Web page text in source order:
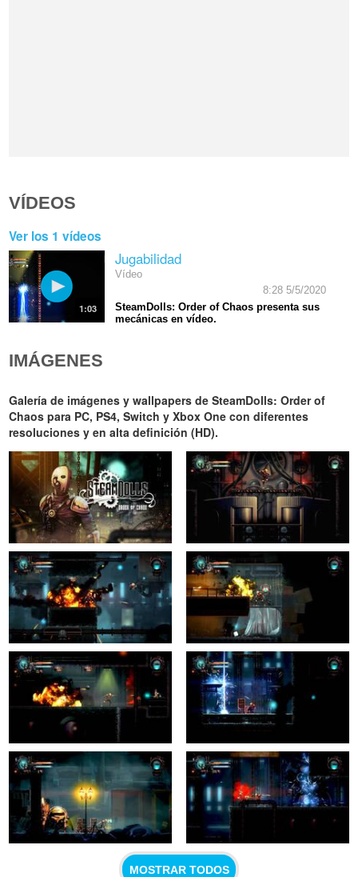
VÍDEOS
Ver los 1 vídeos
1:03
Jugabilidad
Vídeo
8:28 5/5/2020
SteamDolls: Order of Chaos presenta sus
mecánicas en vídeo.
IMÁGENES
Galería de imágenes y wallpapers de SteamDolls: Order of
Chaos para PC, PS4, Switch y Xbox One con diferentes
resoluciones y en alta definición (HD).
MOSTRAR TODOS